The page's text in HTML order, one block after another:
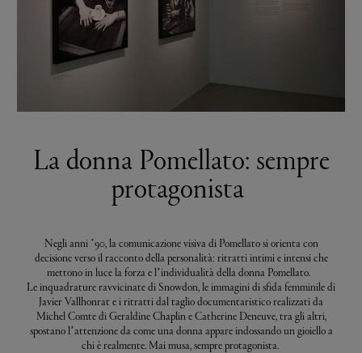
La donna Pomellato: sempre
protagonista
Negli anni ’90, la comunicazione visiva di Pomellato si orienta con
decisione verso il racconto della personalità: ritratti intimi e intensi che
mettono in luce la forza e l’individualità della donna Pomellato.
Le inquadrature ravvicinate di Snowdon, le immagini di sfida femminile di
Javier Vallhonrat e i ritratti dal taglio documentaristico realizzati da
Michel Comte di Geraldine Chaplin e Catherine Deneuve, tra gli altri,
spostano l’attenzione da come una donna appare indossando un gioiello a
chi è realmente. Mai musa, sempre protagonista.